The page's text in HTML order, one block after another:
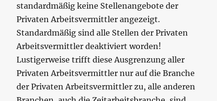
standardmäßig keine Stellenangebote der
Privaten Arbeitsvermittler angezeigt.
Standardmäßig sind alle Stellen der Privaten
Arbeitsvermittler deaktiviert worden!
Lustigerweise trifft diese Ausgrenzung aller
Privaten Arbeitsvermittler nur auf die Branche
der Privaten Arbeitsvermittler zu, alle anderen